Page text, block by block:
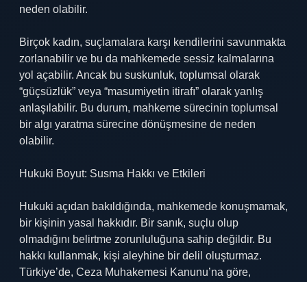
neden olabilir.
Birçok kadın, suçlamalara karşı kendilerini savunmakta
zorlanabilir ve bu da mahkemede sessiz kalmalarına
yol açabilir. Ancak bu suskunluk, toplumsal olarak
“güçsüzlük” veya “masumiyetin itirafı” olarak yanlış
anlaşılabilir. Bu durum, mahkeme sürecinin toplumsal
bir algı yaratma sürecine dönüşmesine de neden
olabilir.
Hukuki Boyut: Susma Hakkı ve Etkileri
Hukuki açıdan bakıldığında, mahkemede konuşmamak,
bir kişinin yasal hakkıdır. Bir sanık, suçlu olup
olmadığını belirtme zorunluluğuna sahip değildir. Bu
hakkı kullanmak, kişi aleyhine bir delil oluşturmaz.
Türkiye’de, Ceza Muhakemesi Kanunu’na göre,